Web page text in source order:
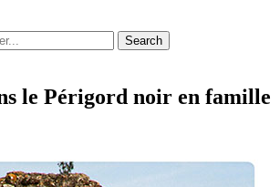
le Périgord noir en famille